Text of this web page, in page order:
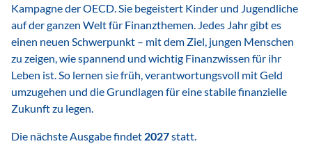
Kampagne der OECD. Sie begeistert Kinder und Jugendliche
auf der ganzen Welt für Finanzthemen. Jedes Jahr gibt es
einen neuen Schwerpunkt – mit dem Ziel, jungen Menschen
zu zeigen, wie spannend und wichtig Finanzwissen für ihr
Leben ist. So lernen sie früh, verantwortungsvoll mit Geld
umzugehen und die Grundlagen für eine stabile finanzielle
Zukunft zu legen.
Die nächste Ausgabe findet 2027statt.